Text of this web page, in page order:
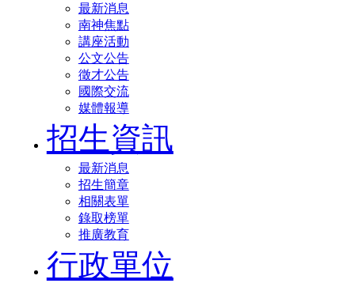
最新消息
南神焦點
講座活動
公文公告
徵才公告
國際交流
媒體報導
招生資訊
最新消息
招生簡章
相關表單
錄取榜單
推廣教育
行政單位